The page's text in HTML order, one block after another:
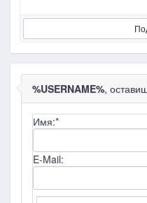
%USERNAME%,
Имя:*
E-Mail: